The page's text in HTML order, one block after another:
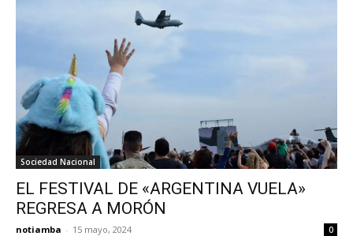
Sociedad Nacional
EL FESTIVAL DE «ARGENTINA VUELA»
REGRESA A MORÓN
notiamba - 15 mayo, 2024 0